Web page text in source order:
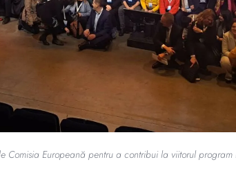
Comisia Europeană pentru a contribui la viitorul program